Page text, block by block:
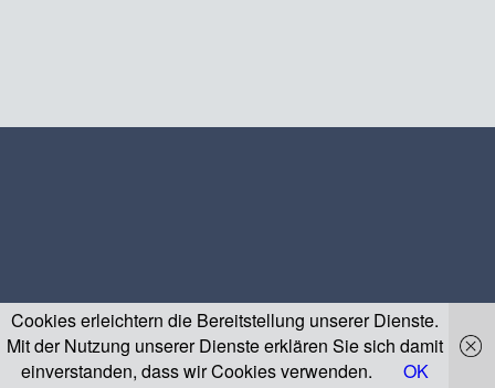
Cookies erleichtern die Bereitstellung unserer Dienste.
Mit der Nutzung unserer Dienste erklären Sie sich damit
einverstanden, dass wir Cookies verwenden.
OK